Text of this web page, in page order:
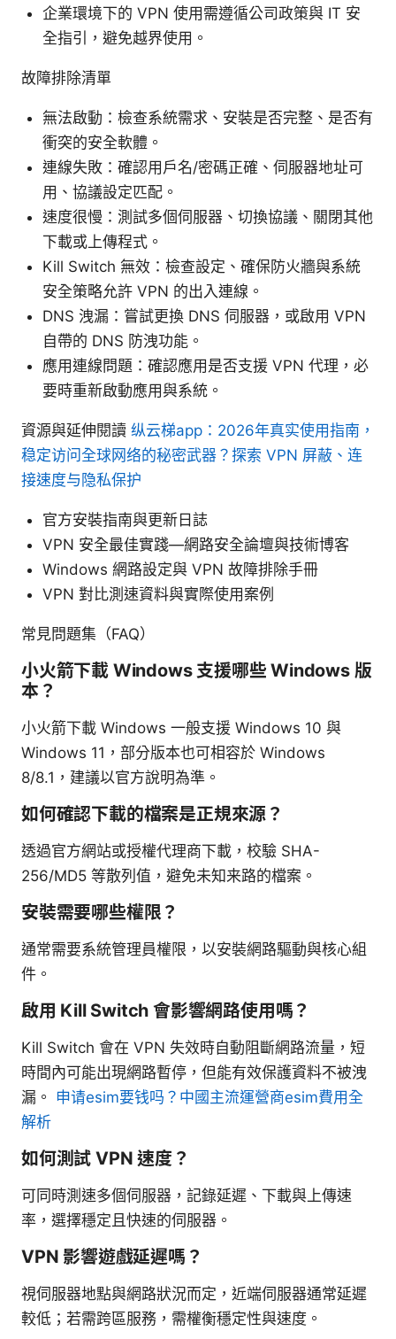
企業環境下的 VPN 使用需遵循公司政策與 IT 安
全指引，避免越界使用。
故障排除清單
無法啟動：檢查系統需求、安裝是否完整、是否有
衝突的安全軟體。
連線失敗：確認用戶名/密碼正確、伺服器地址可
用、協議設定匹配。
速度很慢：測試多個伺服器、切換協議、關閉其他
下載或上傳程式。
Kill Switch 無效：檢查設定、確保防火牆與系統
安全策略允許 VPN 的出入連線。
DNS 洩漏：嘗試更換 DNS 伺服器，或啟用 VPN
自帶的 DNS 防洩功能。
應用連線問題：確認應用是否支援 VPN 代理，必
要時重新啟動應用與系統。
資源與延伸閱讀 纵云梯app：2026年真实使用指南，
稳定访问全球网络的秘密武器？探索 VPN 屏蔽、连
接速度与隐私保护
官方安裝指南與更新日誌
VPN 安全最佳實踐—網路安全論壇與技術博客
Windows 網路設定與 VPN 故障排除手冊
VPN 對比測速資料與實際使用案例
常見問題集（FAQ）
小火箭下載 Windows 支援哪些 Windows 版
本？
小火箭下載 Windows 一般支援 Windows 10 與
Windows 11，部分版本也可相容於 Windows
8/8.1，建議以官方說明為準。
如何確認下載的檔案是正規來源？
透過官方網站或授權代理商下載，校驗 SHA-
256/MD5 等散列值，避免未知来路的檔案。
安裝需要哪些權限？
通常需要系統管理員權限，以安裝網路驅動與核心組
件。
啟用 Kill Switch 會影響網路使用嗎？
Kill Switch 會在 VPN 失效時自動阻斷網路流量，短
時間內可能出現網路暫停，但能有效保護資料不被洩
漏。 申请esim要钱吗？中國主流運營商esim費用全
解析
如何測試 VPN 速度？
可同時測速多個伺服器，記錄延遲、下載與上傳速
率，選擇穩定且快速的伺服器。
VPN 影響遊戲延遲嗎？
視伺服器地點與網路狀況而定，近端伺服器通常延遲
較低；若需跨區服務，需權衡穩定性與速度。